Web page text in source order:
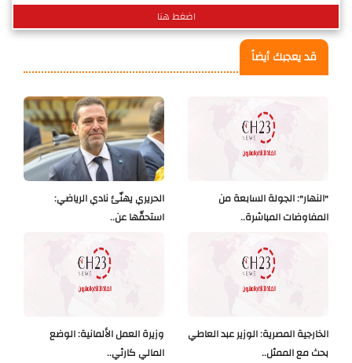
اضغط هنا
قد يعجبك أيضاً
الحريري يهنّئ نادي الرياضي:
استحقّها عن..
"النهار": الجولة السابعة من
المفاوضات المباشرة..
وزيرة العمل الألمانية: الوضع
المالي كارثي..
الخارجية المصرية: الوزير عبد العاطي
بحث مع الممثل..